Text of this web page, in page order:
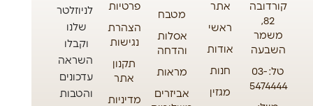
קורדובה
82,
משמר
השבעה
טל: 03-
5474444
אתר
ראשי
אודות
חנות
מגזין
מטבח
אסלות
והדחה
מראות
אביזרים
פרטיות
הצהרת
נגישות
תקנון
אתר
מדיניות
לניוזלטר
שלנו
וקבלו
השראה
עדכונים
והטבות